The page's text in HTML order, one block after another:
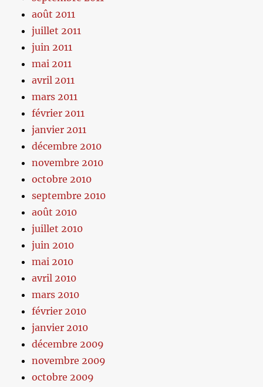
août 2011
juillet 2011
juin 2011
mai 2011
avril 2011
mars 2011
février 2011
janvier 2011
décembre 2010
novembre 2010
octobre 2010
septembre 2010
août 2010
juillet 2010
juin 2010
mai 2010
avril 2010
mars 2010
février 2010
janvier 2010
décembre 2009
novembre 2009
octobre 2009